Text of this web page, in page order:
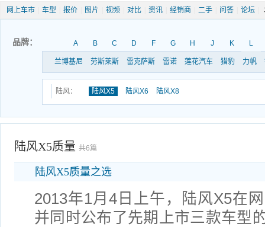
网上车市 车型 报价 图片 视频 对比 资讯 经销商 二手 问答 论坛
品牌： A B C D F G H J K L
兰博基尼 劳斯莱斯 雷克萨斯 雷诺 莲花汽车 猎豹 力帆
陆风： 陆风X5 陆风X6 陆风X8
陆风X5质量 共6篇
陆风X5质量之选
2013年1月4日上午，陆风X5在
并同时公布了先期上市三款车型